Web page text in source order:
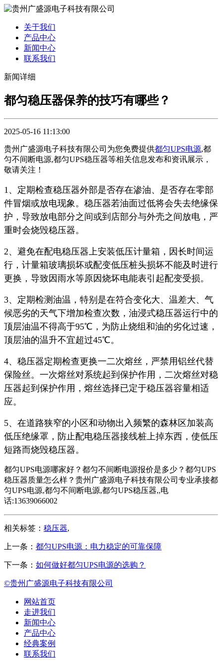
关于我们
产品中心
新闻中心
联系我们
新闻详细
都匀稳压器保养的技巧有哪些？
2025-05-16 11:13:00
贵州广盛源电子科技有限公司为您免费提供都匀UPS电源,都
匀不间断电源,都匀UPS稳压器等相关信息发布和资讯展示，
敬请关注！
1、定期检查稳压器外部是否存在渗油、是否存在零部
件冒烟或放电现象。稳压器若油面过低将会失去绝缘保
护，导致放电部分之间或到店部分与外壳之间放电，严
重时会烧毁稳压器。
2、避免在配电稳压器上安装低压计量箱，因长时间运
行，计量箱玻璃损坏或配变低压桩头损坏不能及时进行
更换，导致因雨水等原因烧坏电能表引起配变受损。
3、定期检测油温，特别是在符合变化大、温差大、气
候恶劣的天气下增加检查次数，油浸式稳压器运行中的
顶层油温不得高于95℃，为防止烧组和油的劣化过速，
顶层油的温升不宜超过45℃。
4、稳压器定期检查更换一二次熔丝，严禁用铝丝代替
保险丝。一次熔丝对系统起到保护作用，二次熔丝对稳
压器起到保护作用，熔丝选择已定于稳压器容量相适
应。
5、在道路狭窄的小区和动物出入频繁的森林区加装高
低压绝缘罩，防止配电稳压器接线桩上掉东西，使低压
短路而烧毁稳压器。
都匀UPS电源哪家好？都匀不间断电源报价是多少？都匀UPS
稳压器质量怎么样？贵州广盛源电子科技有限公司专业承接都
匀UPS电源,都匀不间断电源,都匀UPS稳压器,,电
话:13639066002
相关标签： 稳压器,
上一条： 都匀UPS电源：电力稳定的可靠保障
下一条： 如何做好都匀UPS电源的选购？
©贵州广盛源电子科技有限公司
网站首页
走进我们
新闻中心
产品中心
经典案例
联系我们